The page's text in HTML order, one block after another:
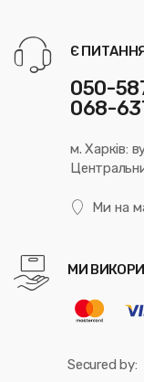
Є
050-
068-
м. Харків:
Ми на
МИ
Secured by: